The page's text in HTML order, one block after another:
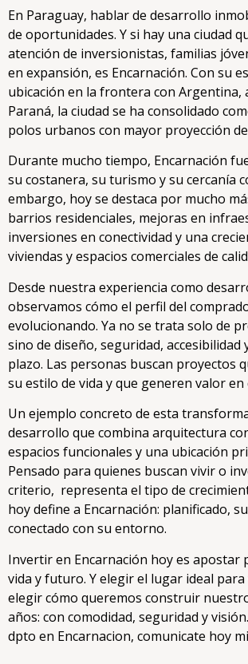
En Paraguay, hablar de desarrollo
de oportunidades. Y si hay una ciudad
atención de inversionistas, familias
en expansión, es Encarnación. Con su
ubicación en la frontera con Argentina,
Paraná, la ciudad se ha consolidado
polos urbanos con mayor proyección
Durante mucho tiempo, Encarnación
su costanera, su turismo y su cercanía
embargo, hoy se destaca por mucho
barrios residenciales, mejoras en
inversiones en conectividad y una
viviendas y espacios comerciales de
Desde nuestra experiencia como
observamos cómo el perfil del
evolucionando. Ya no se trata solo de
sino de diseño, seguridad, accesibilidad
plazo. Las personas buscan proyectos
su estilo de vida y que generen valor en
Un ejemplo concreto de esta
desarrollo que combina arquitectura
espacios funcionales y una ubicación
Pensado para quienes buscan vivir o
criterio, representa el tipo de
hoy define a Encarnación: planificado,
conectado con su entorno.
Invertir en Encarnación hoy es apostar
vida y futuro. Y elegir el lugar ideal
elegir cómo queremos construir
años: con comodidad, seguridad y
dpto en Encarnacion, comunicate hoy